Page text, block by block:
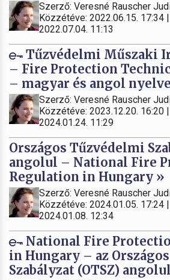
Szerző: Veresné Rauscher
Közzétéve: 2022.06.15.
2022.07.04. 11:13
Tűzvédelmi Műszaki
– Fire Protection
– magyar és angol
Szerző: Veresné Rauscher
Közzétéve: 2023.12.20.
2024.01.24. 11:29
Országos Tűzvédelmi
angolul – National Fire
Regulation in Hungary »
Szerző: Veresné Rauscher
Közzétéve: 2024.01.05.
2024.01.08. 12:34
National Fire
in Hungary – az
Szabályzat (OTSZ)